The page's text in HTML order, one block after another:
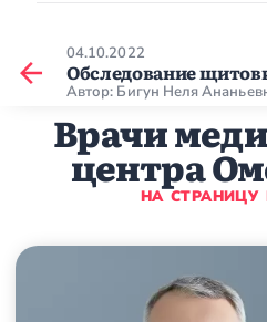
04.10.2022
Обследование
Автор: Бигун Неля
Врачи
центра
НА СТРАНИЦУ